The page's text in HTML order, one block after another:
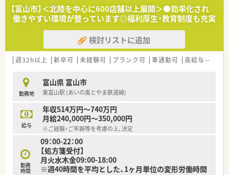
【富山市】＜北陸を中心に600店舗以上展開＞●効率化され
働きやすい環境が整っています◎福利厚生・教育制度も充実
検討リストに追加
週32h以上 新卒可 未経験可 ブランク可 車通勤可 高給与(600万円以上)
勤務地
富山県 富山市
東富山駅 (あいの風とやま鉄道線)
給与
年収514万円～740万円
月給240,000円～350,000円
※ご経験・ご年齢等を考慮の上、決定
勤務
時間
09：00-22：00
【処方箋受付】
月火水木金09:00-18:00
※週40時間を平均とした、1ヶ月単位の変形労働時間